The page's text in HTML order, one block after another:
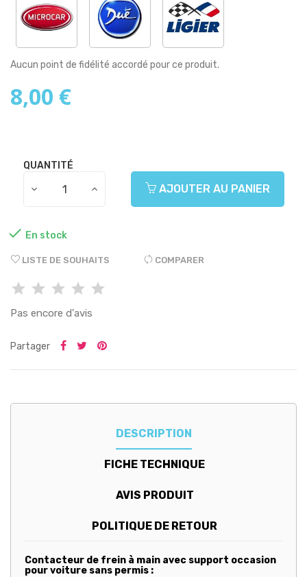
Aucun point de fidélité accordé pour ce produit.
8,00 €
QUANTITÉ
AJOUTER AU PANIER
 En stock
LISTE DE SOUHAITS COMPARER
Pas encore d'avis
Partager
DESCRIPTION
FICHE TECHNIQUE
AVIS PRODUIT
POLITIQUE DE RETOUR
Contacteur de frein à main avec support occasion
pour voiture sans permis :